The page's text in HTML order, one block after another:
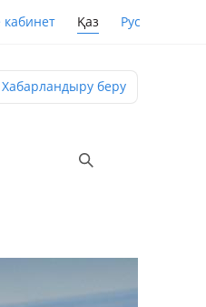
Қаз Рус
Хабарландыру беру